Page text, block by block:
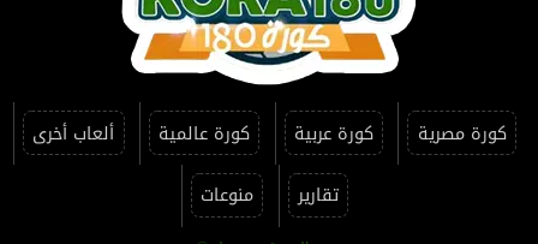
كورة مصرية كورة عربية كورة عالمية
ألعاب أخرى
تقارير
منوعات